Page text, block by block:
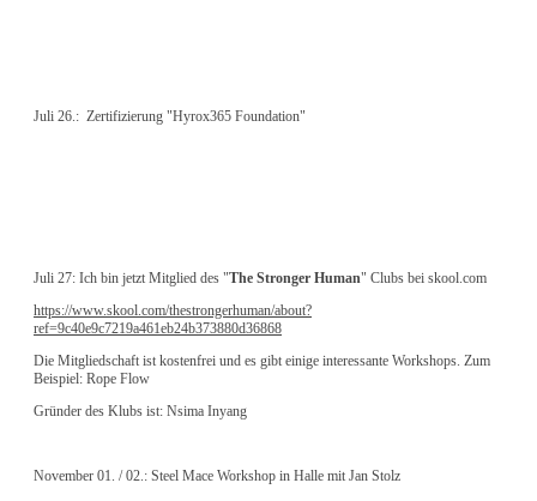
Juli 26.: Zertifizierung "Hyrox365 Foundation"
Juli 27: Ich bin jetzt Mitglied des "The Stronger Human" Clubs bei skool.com
https://www.skool.com/thestrongerhuman/about?
ref=9c40e9c7219a461eb24b373880d36868
Die Mitgliedschaft ist kostenfrei und es gibt einige interessante Workshops. Zum
Beispiel: Rope Flow
Gründer des Klubs ist: Nsima Inyang
November 01. / 02.: Steel Mace Workshop in Halle mit Jan Stolz